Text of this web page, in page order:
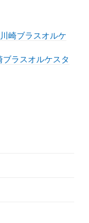
崎ブラスオルケ
ブラスオルケスタ